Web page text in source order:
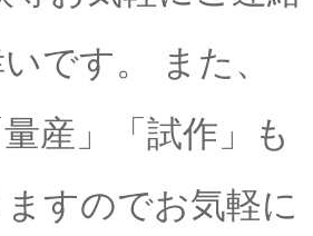
です。 また、
産」「試作」も
すのでお気軽に